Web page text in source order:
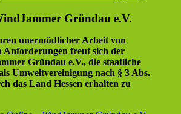
Gründau e.V.
unermüdlicher Arbeit von
Anforderungen freut sich der
Gründau e.V., die staatliche
Umweltvereinigung nach § 3 Abs.
das Land Hessen erhalten zu